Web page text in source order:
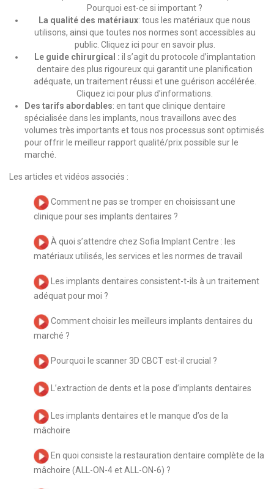
Pourquoi est-ce si important ?
La qualité des matériaux: tous les matériaux que nous
utilisons, ainsi que toutes nos normes sont accessibles au
public. Cliquez ici pour en savoir plus.
Le guide chirurgical : il s’agit du protocole d’implantation
dentaire des plus rigoureux qui garantit une planification
adéquate, un traitement réussi et une guérison accélérée.
Cliquez ici pour plus d’informations.
Des tarifs abordables: en tant que clinique dentaire
spécialisée dans les implants, nous travaillons avec des
volumes très importants et tous nos processus sont optimisés
pour offrir le meilleur rapport qualité/prix possible sur le
marché.
Les articles et vidéos associés :
Comment ne pas se tromper en choisissant une
clinique pour ses implants dentaires ?
À quoi s’attendre chez Sofia Implant Centre : les
matériaux utilisés, les services et les normes de travail
Les implants dentaires consistent-t-ils à un traitement
adéquat pour moi ?
Comment choisir les meilleurs implants dentaires du
marché ?
Pourquoi le scanner 3D CBCT est-il crucial ?
L’extraction de dents et la pose d’implants dentaires
Les implants dentaires et le manque d’os de la
mâchoire
En quoi consiste la restauration dentaire complète de la
mâchoire (ALL-ON-4 et ALL-ON-6) ?